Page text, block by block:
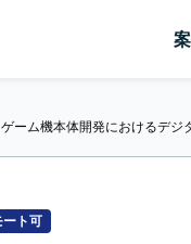
ーム機本体開発におけるデ
ト可